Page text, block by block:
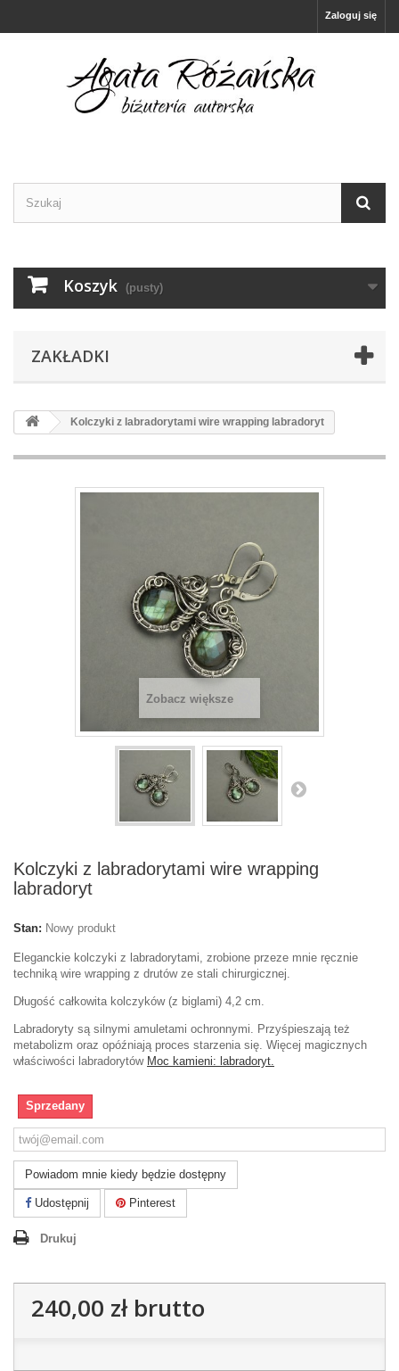
Zaloguj się
Koszyk (pusty)
ZAKŁADKI
Kolczyki z labradorytami wire wrapping labradoryt
Zobacz większe
Kolczyki z labradorytami wire wrapping
labradoryt
Stan: Nowy produkt
Eleganckie kolczyki z labradorytami, zrobione przeze mnie ręcznie
techniką wire wrapping z drutów ze stali chirurgicznej.
Długość całkowita kolczyków (z biglami) 4,2 cm.
Labradoryty są silnymi amuletami ochronnymi. Przyśpieszają też
metabolizm oraz opóźniają proces starzenia się. Więcej magicznych
właściwości labradorytów Moc kamieni: labradoryt.
Sprzedany
Powiadom mnie kiedy będzie dostępny
Udostępnij Pinterest
Drukuj
240,00 złbrutto